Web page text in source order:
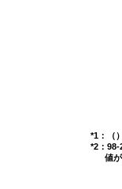
*1：（
*2：98-
値が0